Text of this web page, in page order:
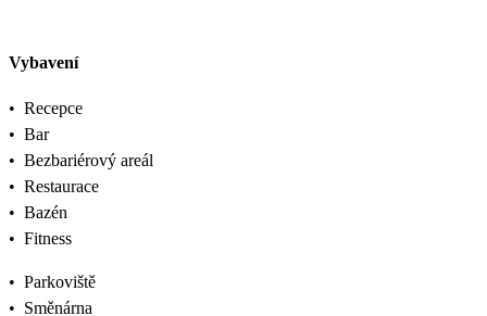
Vybavení
• Recepce
• Bar
• Bezbariérový areál
• Restaurace
• Bazén
• Fitness
• Parkoviště
• Směnárna